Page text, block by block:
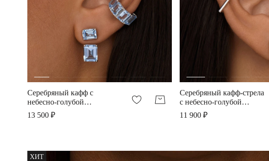
Серебряный кафф с
небесно-голубой
шпинелью
13 500 ₽
Серебряный кафф-стрела
с небесно-голубой
шпинелью
11 900 ₽
ХИТ